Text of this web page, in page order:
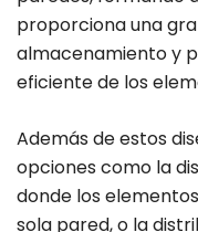
proporciona una
almacenamiento y
eficiente de los
Además de estos
opciones como la
donde los
sola pared, o la